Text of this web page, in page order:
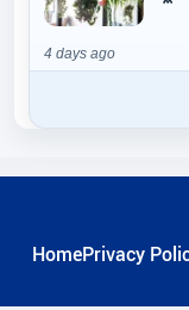
4 days ago
HomePrivacy